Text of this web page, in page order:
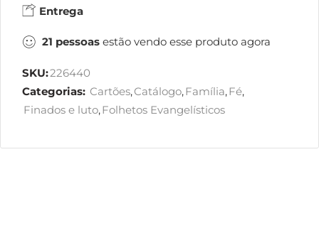
Entrega
21 pessoas estão vendo esse produto agora
SKU:226440
Categorias: Cartões,Catálogo,Família,Fé,
Finados e luto,Folhetos Evangelísticos